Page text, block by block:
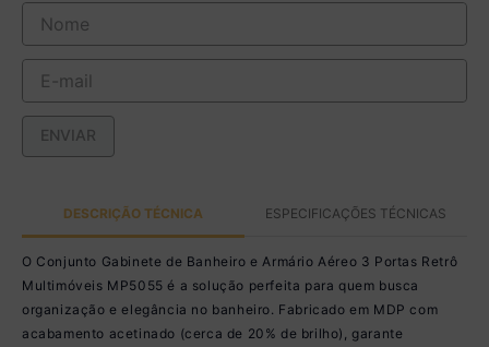
ENVIAR
DESCRIÇÃO TÉCNICA ESPECIFICAÇÕES TÉCNICAS
O Conjunto Gabinete de Banheiro e Armário Aéreo 3 Portas Retrô
Multimóveis MP5055 é a solução perfeita para quem busca
organização e elegância no banheiro. Fabricado em MDP com
acabamento acetinado (cerca de 20% de brilho), garante